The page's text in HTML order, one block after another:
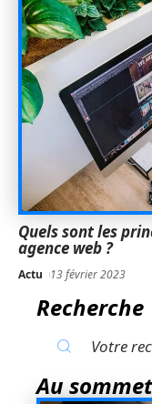
Quels sont les
agence web ?
Actu 13 février 2023
Recherche
Au sommet